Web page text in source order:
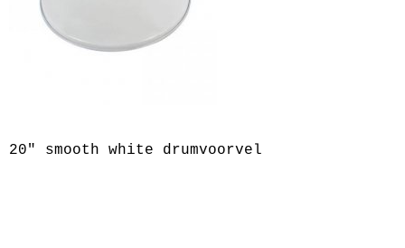
Drumstokken
Percussie
20" smooth white drumvoorvel